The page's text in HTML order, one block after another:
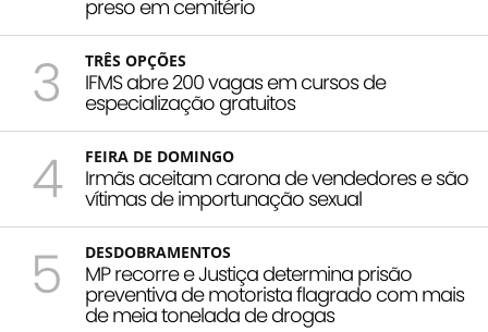
preso em cemitério
3 TRÊS OPÇÕES
IFMS abre 200 vagas em cursos de
especialização gratuitos
4 FEIRA DE DOMINGO
Irmãs aceitam carona de vendedores e são
vítimas de importunação sexual
5 DESDOBRAMENTOS
MP recorre e Justiça determina prisão
preventiva de motorista flagrado com mais
de meia tonelada de drogas